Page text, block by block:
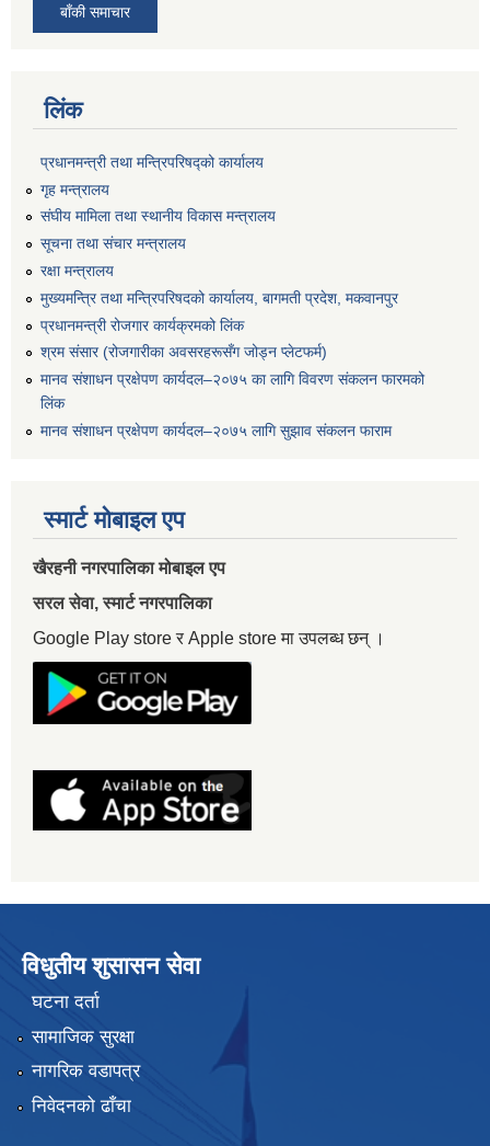
बाँकी समाचार
लिंक
प्रधानमन्त्री तथा मन्त्रिपरिषद्को कार्यालय
गृह मन्त्रालय
संघीय मामिला तथा स्थानीय विकास मन्त्रालय
सूचना तथा संचार मन्त्रालय
रक्षा मन्त्रालय
मुख्यमन्त्रि तथा मन्त्रिपरिषदको कार्यालय, बागमती प्रदेश, मकवानपुर
प्रधानमन्त्री रोजगार कार्यक्रमको लिंक
श्रम संसार (रोजगारीका अवसरहरूसँग जोड्न प्लेटफर्म)
मानव संशाधन प्रक्षेपण कार्यदल–२०७५ का लागि विवरण संकलन फारमको
लिंक
मानव संशाधन प्रक्षेपण कार्यदल–२०७५ लागि सुझाव संकलन फाराम
स्मार्ट मोबाइल एप
खैरहनी नगरपालिका मोबाइल एप
सरल सेवा, स्मार्ट नगरपालिका
Google Play store र Apple store मा उपलब्ध छन् ।
विधुतीय शुसासन सेवा
घटना दर्ता
सामाजिक सुरक्षा
नागरिक वडापत्र
निवेदनको ढाँचा